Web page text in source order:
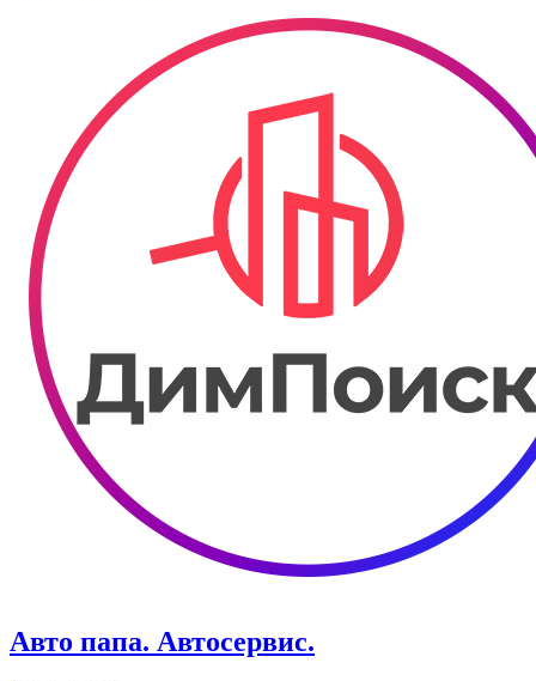
Авто папа. ​Автосервис.